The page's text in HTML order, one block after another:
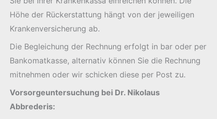
Höhe der Rückerstattung hängt von der jeweiligen
Krankenversicherung ab.
Die Begleichung der Rechnung erfolgt in bar oder per
Bankomatkasse, alternativ können Sie die Rechnung
mitnehmen oder wir schicken diese per Post zu.
Vorsorgeuntersuchung bei Dr. Nikolaus
Abbrederis: